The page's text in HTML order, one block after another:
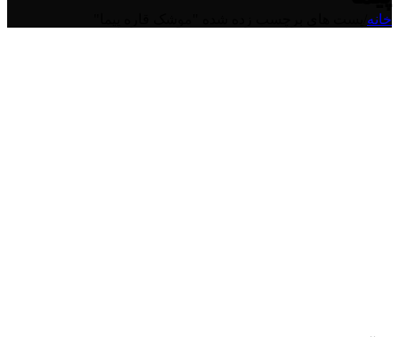
خانه